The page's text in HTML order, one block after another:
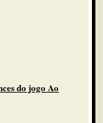
do jogo Ao